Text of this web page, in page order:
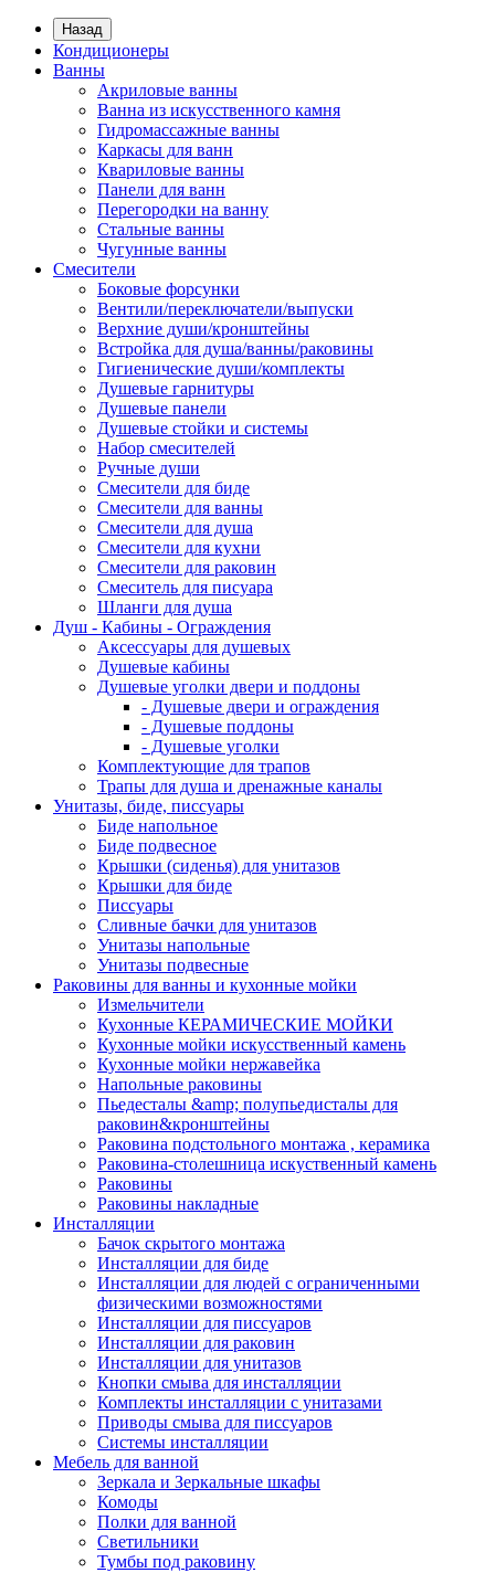
Назад
Кондиционеры
Ванны
Акриловые ванны
Ванна из искусственного камня
Гидромассажные ванны
Каркасы для ванн
Квариловые ванны
Панели для ванн
Перегородки на ванну
Стальные ванны
Чугунные ванны
Смесители
Боковые форсунки
Вентили/переключатели/выпуски
Верхние души/кронштейны
Встройка для душа/ванны/раковины
Гигиенические души/комплекты
Душевые гарнитуры
Душевые панели
Душевые стойки и системы
Набор смесителей
Ручные души
Смесители для биде
Смесители для ванны
Смесители для душа
Смесители для кухни
Смесители для раковин
Смеситель для писуара
Шланги для душа
Душ - Кабины - Ограждения
Аксессуары для душевых
Душевые кабины
Душевые уголки двери и поддоны
- Душевые двери и ограждения
- Душевые поддоны
- Душевые уголки
Комплектующие для трапов
Трапы для душа и дренажные каналы
Унитазы, биде, писсуары
Биде напольное
Биде подвесное
Крышки (сиденья) для унитазов
Крышки для биде
Писсуары
Сливные бачки для унитазов
Унитазы напольные
Унитазы подвесные
Раковины для ванны и кухонные мойки
Измельчители
Кухонные КЕРАМИЧЕСКИЕ МОЙКИ
Кухонные мойки искусственный камень
Кухонные мойки нержавейка
Напольные раковины
Пьедесталы &amp; полупьедисталы для
раковин&кронштейны
Раковина подстольного монтажа , керамика
Раковина-столешница искуственный камень
Раковины
Раковины накладные
Инсталляции
Бачок скрытого монтажа
Инсталляции для биде
Инсталляции для людей с ограниченными
физическими возможностями
Инсталляции для писсуаров
Инсталляции для раковин
Инсталляции для унитазов
Кнопки смыва для инсталляции
Комплекты инсталляции с унитазами
Приводы смыва для писсуаров
Системы инсталляции
Мебель для ванной
Зеркала и Зеркальные шкафы
Комоды
Полки для ванной
Светильники
Тумбы под раковину